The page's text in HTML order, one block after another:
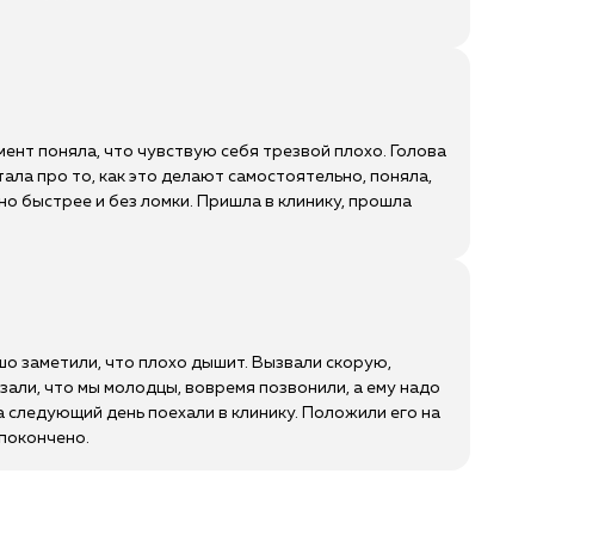
поняла, что чувствую себя трезвой плохо. Голова
про то, как это делают самостоятельно, поняла,
быстрее и без ломки. Пришла в клинику, прошла
заметили, что плохо дышит. Вызвали скорую,
что мы молодцы, вовремя позвонили, а ему надо
день поехали в клинику. Положили его на